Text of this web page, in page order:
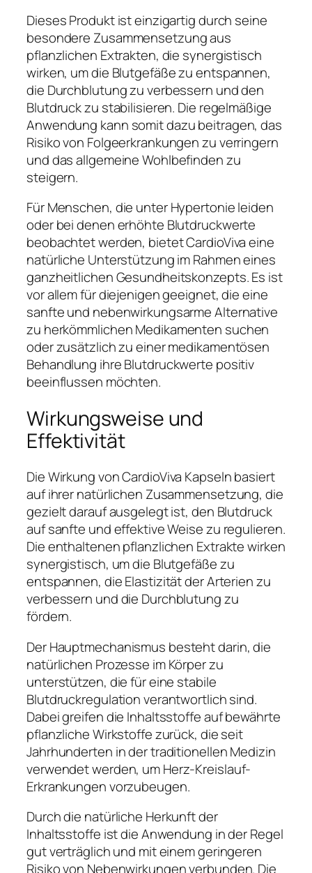
Dieses Produkt ist einzigartig durch seine
besondere Zusammensetzung aus
pflanzlichen Extrakten, die synergistisch
wirken, um die Blutgefäße zu entspannen,
die Durchblutung zu verbessern und den
Blutdruck zu stabilisieren. Die regelmäßige
Anwendung kann somit dazu beitragen, das
Risiko von Folgeerkrankungen zu verringern
und das allgemeine Wohlbefinden zu
steigern.
Für Menschen, die unter Hypertonie leiden
oder bei denen erhöhte Blutdruckwerte
beobachtet werden, bietet CardioViva eine
natürliche Unterstützung im Rahmen eines
ganzheitlichen Gesundheitskonzepts. Es ist
vor allem für diejenigen geeignet, die eine
sanfte und nebenwirkungsarme Alternative
zu herkömmlichen Medikamenten suchen
oder zusätzlich zu einer medikamentösen
Behandlung ihre Blutdruckwerte positiv
beeinflussen möchten.
Wirkungsweise und
Effektivität
Die Wirkung von CardioViva Kapseln basiert
auf ihrer natürlichen Zusammensetzung, die
gezielt darauf ausgelegt ist, den Blutdruck
auf sanfte und effektive Weise zu regulieren.
Die enthaltenen pflanzlichen Extrakte wirken
synergistisch, um die Blutgefäße zu
entspannen, die Elastizität der Arterien zu
verbessern und die Durchblutung zu
fördern.
Der Hauptmechanismus besteht darin, die
natürlichen Prozesse im Körper zu
unterstützen, die für eine stabile
Blutdruckregulation verantwortlich sind.
Dabei greifen die Inhaltsstoffe auf bewährte
pflanzliche Wirkstoffe zurück, die seit
Jahrhunderten in der traditionellen Medizin
verwendet werden, um Herz-Kreislauf-
Erkrankungen vorzubeugen.
Durch die natürliche Herkunft der
Inhaltsstoffe ist die Anwendung in der Regel
gut verträglich und mit einem geringeren
Risiko von Nebenwirkungen verbunden. Die